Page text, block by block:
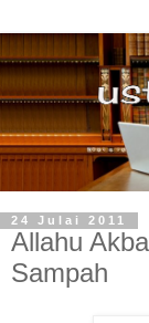
24 Julai 2011
Allahu
Sampah